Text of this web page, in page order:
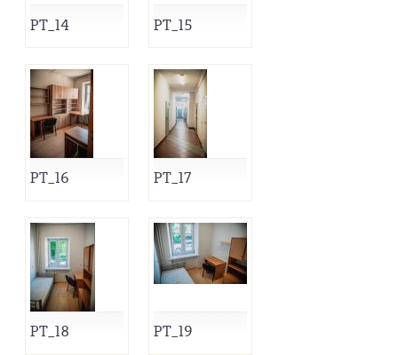
PT_14 PT_15
PT_16 PT_17
PT_18 PT_19